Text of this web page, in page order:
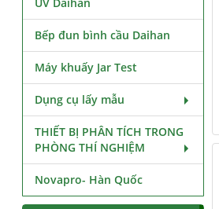
Bếp đun bình cầu Daihan
Máy khuấy Jar Test
Dụng cụ lấy mẫu
THIẾT BỊ PHÂN TÍCH TRONG
PHÒNG THÍ NGHIỆM
Novapro- Hàn Quốc